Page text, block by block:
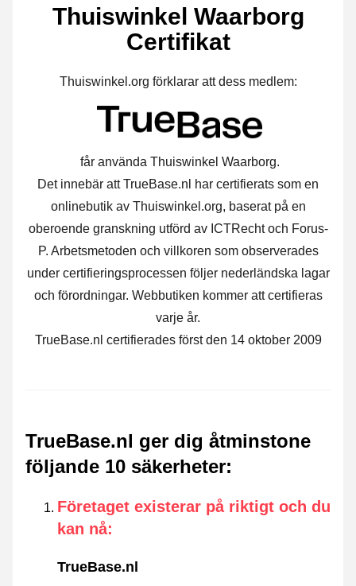
Thuiswinkel Waarborg
Certifikat
Thuiswinkel.org förklarar att dess medlem:
får använda Thuiswinkel Waarborg.
Det innebär att TrueBase.nl har certifierats som en
onlinebutik av Thuiswinkel.org, baserat på en
oberoende granskning utförd av ICTRecht och Forus-
P. Arbetsmetoden och villkoren som observerades
under certifieringsprocessen följer nederländska lagar
och förordningar. Webbutiken kommer att certifieras
varje år.
TrueBase.nl certifierades först den 14 oktober 2009
TrueBase.nl ger dig åtminstone
följande 10 säkerheter:
Företaget existerar på riktigt och du
kan nå:
TrueBase.nl